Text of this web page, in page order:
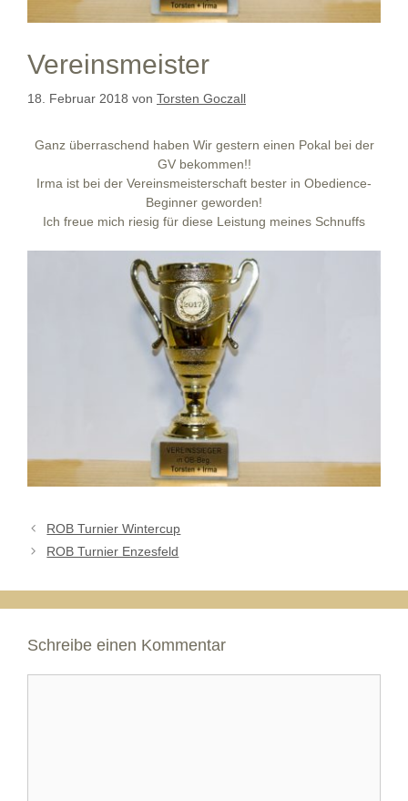
Vereinsmeister
18. Februar 2018 von Torsten Goczall
Ganz überraschend haben Wir gestern einen Pokal bei der
GV bekommen!!
Irma ist bei der Vereinsmeisterschaft bester in Obedience-
Beginner geworden!
Ich freue mich riesig für diese Leistung meines Schnuffs
ROB Turnier Wintercup
ROB Turnier Enzesfeld
Schreibe einen Kommentar